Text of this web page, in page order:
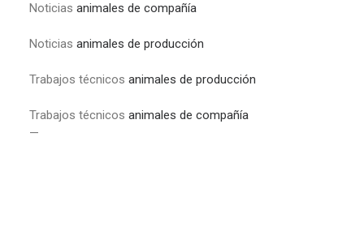
Noticias animales de compañía
Noticias animales de producción
Trabajos técnicos animales de producción
Trabajos técnicos animales de compañía
—